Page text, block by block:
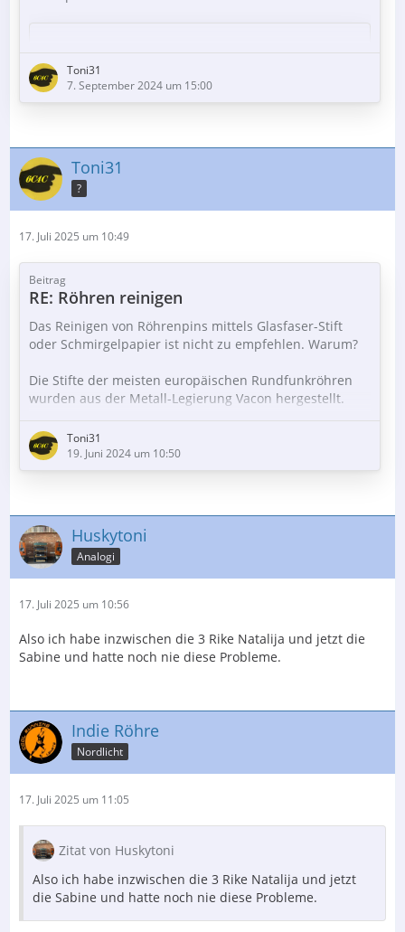
Der Inhalt kann nicht angezeigt werden, da Sie
keine Berechtigung haben, diesen Inhalt zu sehen.
Wenn die Oberflächenvergütung und die
Sperrschichten durch Wegschmirgeln abgetragen sind,
entstehen solche metallischen Whisker (dei Figur im
Bild von rechts unten nach links oben, sieht so ein
bisschen aus, wie Efeuranken)
Sie wachsen ausgehend von einem Metall oder einer
Legierung in andere Metalle oder Legierungen hinein
(gerade auch bei Steckverbindungen)…
Toni31
7. September 2024 um 15:00
Toni31
?
17. Juli 2025 um 10:49
Beitrag
RE: Röhren reinigen
Das Reinigen von Röhrenpins mittels Glasfaser-Stift
oder Schmirgelpapier ist nicht zu empfehlen. Warum?
Die Stifte der meisten europäischen Rundfunkröhren
wurden aus der Metall-Legierung Vacon hergestellt.
Diese Legierung besteht aus 28% Nickel, 18% Kobalt
und 54% Eisen. Alles Metalle, die magnetisch sind - aus
gutem Grund!
der die Kontaktstifte oder Pins enthält. Damit eine
dauerhaft…
Toni31
19. Juni 2024 um 10:50
Huskytoni
Analogi
17. Juli 2025 um 10:56
Also ich habe inzwischen die 3 Rike Natalija und jetzt die
Sabine und hatte noch nie diese Probleme.
Indie Röhre
Nordlicht
17. Juli 2025 um 11:05
Zitat von Huskytoni
Also ich habe inzwischen die 3 Rike Natalija und jetzt
die Sabine und hatte noch nie diese Probleme.